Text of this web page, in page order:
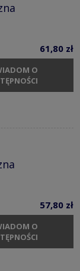
61,80 zł
O
57,80 zł
O